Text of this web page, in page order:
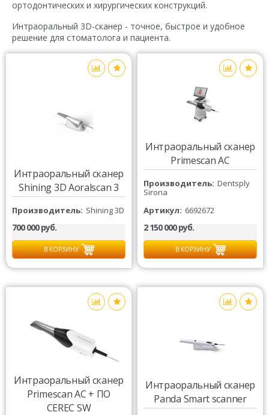
ортодонтических и хирургических конструкций.
Интраоральный 3D-сканер - точное, быстрое и удобное
решение для стоматолога и пациента.
Интраоральный сканер
Shining 3D Aoralscan 3
Производитель Shining 3D
700 000 руб.
В КОРЗИНУ
Интраоральный сканер
Primescan AC
Производитель Dentsply
Sirona
Артикул
6692672
2 150 000 руб.
В КОРЗИНУ
Интраоральный сканер
Primescan AC + ПО
CEREC SW
Интраоральный сканер
Panda Smart scanner